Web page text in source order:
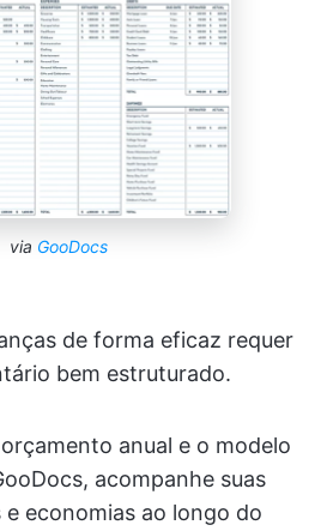
via GooDocs
de forma eficaz requer
bem estruturado.
anual e o modelo
acompanhe suas
e economias ao longo do